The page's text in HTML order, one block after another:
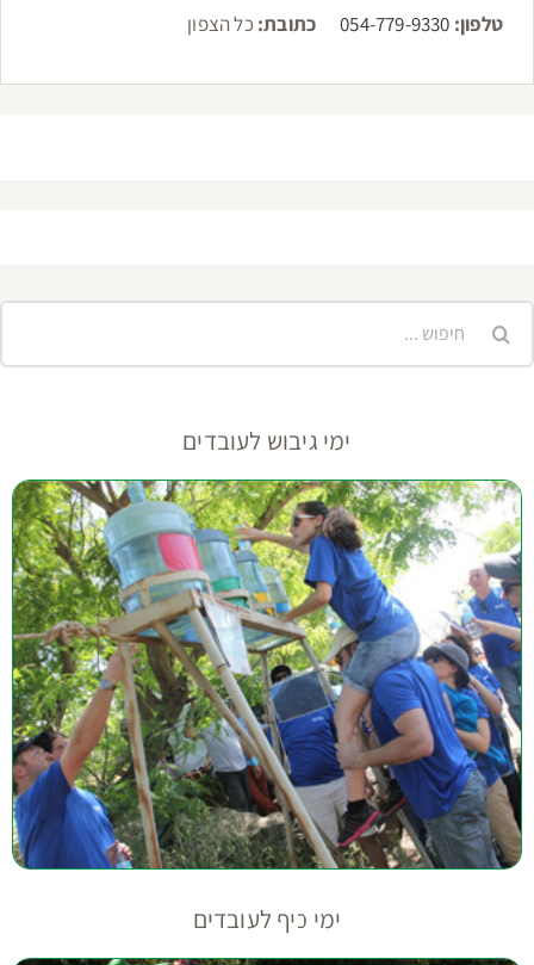
טלפון: 054-779-9330 כתובת: כל הצפון
ימי גיבוש לעובדים
ימי כיף לעובדים